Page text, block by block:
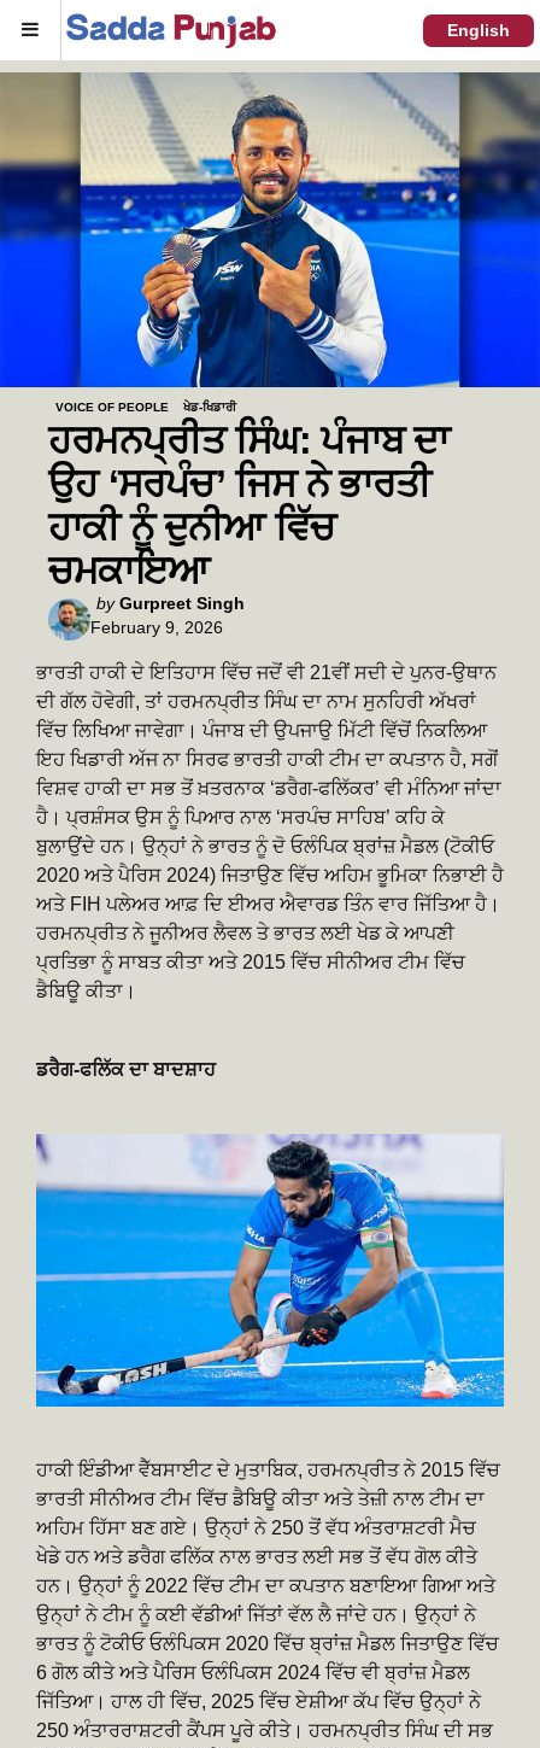
Menu English
VOICE OF PEOPLE ਖੇਡ-ਖਿਡਾਰੀ
ਹਰਮਨਪ੍ਰੀਤ ਸਿੰਘ: ਪੰਜਾਬ ਦਾ
ਉਹ ‘ਸਰਪੰਚ’ ਜਿਸ ਨੇ ਭਾਰਤੀ
ਹਾਕੀ ਨੂੰ ਦੁਨੀਆ ਵਿੱਚ
ਚਮਕਾਇਆ
Posted
by
by Gurpreet Singh
February 9, 2026
ਭਾਰਤੀ ਹਾਕੀ ਦੇ ਇਤਿਹਾਸ ਵਿੱਚ ਜਦੋਂ ਵੀ 21ਵੀਂ ਸਦੀ ਦੇ ਪੁਨਰ-ਉਥਾਨ
ਦੀ ਗੱਲ ਹੋਵੇਗੀ, ਤਾਂ ਹਰਮਨਪ੍ਰੀਤ ਸਿੰਘ ਦਾ ਨਾਮ ਸੁਨਹਿਰੀ ਅੱਖਰਾਂ
ਵਿੱਚ ਲਿਖਿਆ ਜਾਵੇਗਾ। ਪੰਜਾਬ ਦੀ ਉਪਜਾਉ ਮਿੱਟੀ ਵਿੱਚੋਂ ਨਿਕਲਿਆ
ਇਹ ਖਿਡਾਰੀ ਅੱਜ ਨਾ ਸਿਰਫ ਭਾਰਤੀ ਹਾਕੀ ਟੀਮ ਦਾ ਕਪਤਾਨ ਹੈ, ਸਗੋਂ
ਵਿਸ਼ਵ ਹਾਕੀ ਦਾ ਸਭ ਤੋਂ ਖ਼ਤਰਨਾਕ ‘ਡਰੈਗ-ਫਲਿੱਕਰ’ ਵੀ ਮੰਨਿਆ ਜਾਂਦਾ
ਹੈ। ਪ੍ਰਸ਼ੰਸਕ ਉਸ ਨੂੰ ਪਿਆਰ ਨਾਲ ‘ਸਰਪੰਚ ਸਾਹਿਬ’ ਕਹਿ ਕੇ
ਬੁਲਾਉਂਦੇ ਹਨ। ਉਨ੍ਹਾਂ ਨੇ ਭਾਰਤ ਨੂੰ ਦੋ ਓਲੰਪਿਕ ਬ੍ਰਾਂਜ਼ ਮੈਡਲ (ਟੋਕੀਓ
2020 ਅਤੇ ਪੈਰਿਸ 2024) ਜਿਤਾਉਣ ਵਿੱਚ ਅਹਿਮ ਭੂਮਿਕਾ ਨਿਭਾਈ ਹੈ
ਅਤੇ FIH ਪਲੇਅਰ ਆਫ਼ ਦਿ ਈਅਰ ਐਵਾਰਡ ਤਿੰਨ ਵਾਰ ਜਿੱਤਿਆ ਹੈ।
ਹਰਮਨਪ੍ਰੀਤ ਨੇ ਜੂਨੀਅਰ ਲੈਵਲ ਤੇ ਭਾਰਤ ਲਈ ਖੇਡ ਕੇ ਆਪਣੀ
ਪ੍ਰਤਿਭਾ ਨੂੰ ਸਾਬਤ ਕੀਤਾ ਅਤੇ 2015 ਵਿੱਚ ਸੀਨੀਅਰ ਟੀਮ ਵਿੱਚ
ਡੈਬਿਊ ਕੀਤਾ।
ਡਰੈਗ-ਫਲਿੱਕ ਦਾ ਬਾਦਸ਼ਾਹ
ਹਾਕੀ ਇੰਡੀਆ ਵੈੱਬਸਾਈਟ ਦੇ ਮੁਤਾਬਿਕ, ਹਰਮਨਪ੍ਰੀਤ ਨੇ 2015 ਵਿੱਚ
ਭਾਰਤੀ ਸੀਨੀਅਰ ਟੀਮ ਵਿੱਚ ਡੈਬਿਊ ਕੀਤਾ ਅਤੇ ਤੇਜ਼ੀ ਨਾਲ ਟੀਮ ਦਾ
ਅਹਿਮ ਹਿੱਸਾ ਬਣ ਗਏ। ਉਨ੍ਹਾਂ ਨੇ 250 ਤੋਂ ਵੱਧ ਅੰਤਰਾਸ਼ਟਰੀ ਮੈਚ
ਖੇਡੇ ਹਨ ਅਤੇ ਡਰੈਗ ਫਲਿੱਕ ਨਾਲ ਭਾਰਤ ਲਈ ਸਭ ਤੋਂ ਵੱਧ ਗੋਲ ਕੀਤੇ
ਹਨ। ਉਨ੍ਹਾਂ ਨੂੰ 2022 ਵਿੱਚ ਟੀਮ ਦਾ ਕਪਤਾਨ ਬਣਾਇਆ ਗਿਆ ਅਤੇ
ਉਨ੍ਹਾਂ ਨੇ ਟੀਮ ਨੂੰ ਕਈ ਵੱਡੀਆਂ ਜਿੱਤਾਂ ਵੱਲ ਲੈ ਜਾਂਦੇ ਹਨ। ਉਨ੍ਹਾਂ ਨੇ
ਭਾਰਤ ਨੂੰ ਟੋਕੀਓ ਓਲੰਪਿਕਸ 2020 ਵਿੱਚ ਬ੍ਰਾਂਜ਼ ਮੈਡਲ ਜਿਤਾਉਣ ਵਿੱਚ
6 ਗੋਲ ਕੀਤੇ ਅਤੇ ਪੈਰਿਸ ਓਲੰਪਿਕਸ 2024 ਵਿੱਚ ਵੀ ਬ੍ਰਾਂਜ਼ ਮੈਡਲ
ਜਿੱਤਿਆ। ਹਾਲ ਹੀ ਵਿੱਚ, 2025 ਵਿੱਚ ਏਸ਼ੀਆ ਕੱਪ ਵਿੱਚ ਉਨ੍ਹਾਂ ਨੇ
250 ਅੰਤਾਰਰਾਸ਼ਟਰੀ ਕੈਂਪਸ ਪੂਰੇ ਕੀਤੇ। ਹਰਮਨਪ੍ਰੀਤ ਸਿੰਘ ਦੀ ਸਭ